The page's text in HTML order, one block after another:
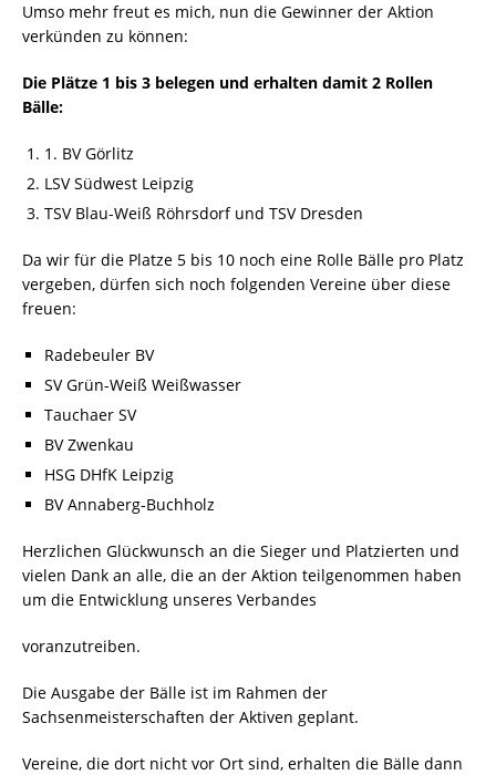
Umso mehr freut es mich, nun die Gewinner der Aktion
verkünden zu können:
Die Plätze 1 bis 3 belegen und erhalten damit 2 Rollen
Bälle:
1. BV Görlitz
LSV Südwest Leipzig
TSV Blau-Weiß Röhrsdorf und TSV Dresden
Da wir für die Platze 5 bis 10 noch eine Rolle Bälle pro Platz
vergeben, dürfen sich noch folgenden Vereine über diese
freuen:
Radebeuler BV
SV Grün-Weiß Weißwasser
Tauchaer SV
BV Zwenkau
HSG DHfK Leipzig
BV Annaberg-Buchholz
Herzlichen Glückwunsch an die Sieger und Platzierten und
vielen Dank an alle, die an der Aktion teilgenommen haben
um die Entwicklung unseres Verbandes
voranzutreiben.
Die Ausgabe der Bälle ist im Rahmen der
Sachsenmeisterschaften der Aktiven geplant.
Vereine, die dort nicht vor Ort sind, erhalten die Bälle dann